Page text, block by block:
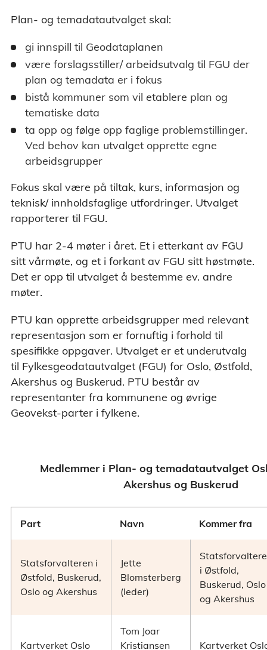
Plan- og temadatautvalget skal:
gi innspill til Geodataplanen
være forslagsstiller/ arbeidsutvalg til FGU der
plan og temadata er i fokus
bistå kommuner som vil etablere plan og
tematiske data
ta opp og følge opp faglige problemstillinger.
Ved behov kan utvalget opprette egne
arbeidsgrupper
Fokus skal være på tiltak, kurs, informasjon og
teknisk/ innholdsfaglige utfordringer. Utvalget
rapporterer til FGU.
PTU har 2-4 møter i året. Et i etterkant av FGU
sitt vårmøte, og et i forkant av FGU sitt høstmøte.
Det er opp til utvalget å bestemme ev. andre
møter.
PTU kan opprette arbeidsgrupper med relevant
representasjon som er fornuftig i forhold til
spesifikke oppgaver. Utvalget er et underutvalg
til Fylkesgeodatautvalget (FGU) for Oslo, Østfold,
Akershus og Buskerud. PTU består av
representanter fra kommunene og øvrige
Geovekst-parter i fylkene.
Medlemmer i Plan- og temadatautvalget
Akershus og Buskerud
Part Navn Kommer fra
Statsforvalteren i
Østfold, Buskerud,
Oslo og Akershus
Jette
Blomsterberg
(leder)
i Østfold,
Buskerud, Oslo
og Akershus
Kartverket Oslo
Tom Joar
Kristiansen
Kartverket